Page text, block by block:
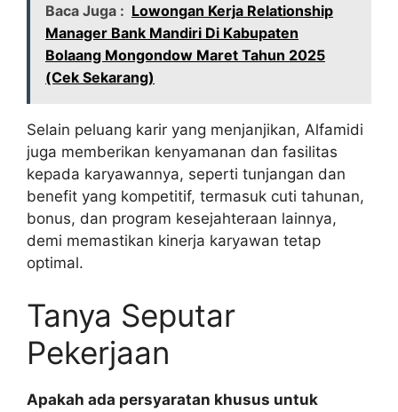
Baca Juga : Lowongan Kerja Relationship
Manager Bank Mandiri Di Kabupaten
Bolaang Mongondow Maret Tahun 2025
(Cek Sekarang)
Selain peluang karir yang menjanjikan, Alfamidi
juga memberikan kenyamanan dan fasilitas
kepada karyawannya, seperti tunjangan dan
benefit yang kompetitif, termasuk cuti tahunan,
bonus, dan program kesejahteraan lainnya,
demi memastikan kinerja karyawan tetap
optimal.
Tanya Seputar
Pekerjaan
Apakah ada persyaratan khusus untuk